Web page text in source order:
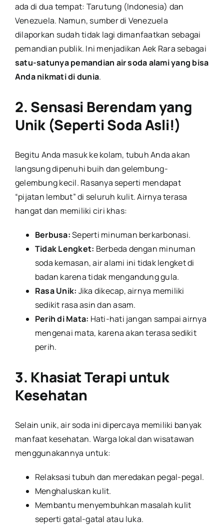
ada di dua tempat: Tarutung (Indonesia) dan
Venezuela. Namun, sumber di Venezuela
dilaporkan sudah tidak lagi dimanfaatkan sebagai
pemandian publik. Ini menjadikan Aek Rara sebagai
satu-satunya pemandian air soda alami yang bisa
Anda nikmati di dunia.
2. Sensasi Berendam yang
Unik (Seperti Soda Asli!)
Begitu Anda masuk ke kolam, tubuh Anda akan
langsung dipenuhi buih dan gelembung-
gelembung kecil. Rasanya seperti mendapat
“pijatan lembut” di seluruh kulit. Airnya terasa
hangat dan memiliki ciri khas:
Berbusa:Seperti minuman berkarbonasi.
Tidak Lengket: Berbeda dengan minuman
soda kemasan, air alami ini tidak lengket di
badan karena tidak mengandung gula.
Rasa Unik: Jika dikecap, airnya memiliki
sedikit rasa asin dan asam.
Perih di Mata: Hati-hati jangan sampai airnya
mengenai mata, karena akan terasa sedikit
perih.
3. Khasiat Terapi untuk
Kesehatan
Selain unik, air soda ini dipercaya memiliki banyak
manfaat kesehatan. Warga lokal dan wisatawan
menggunakannya untuk:
Relaksasi tubuh dan meredakan pegal-pegal.
Menghaluskan kulit.
Membantu menyembuhkan masalah kulit
seperti gatal-gatal atau luka.